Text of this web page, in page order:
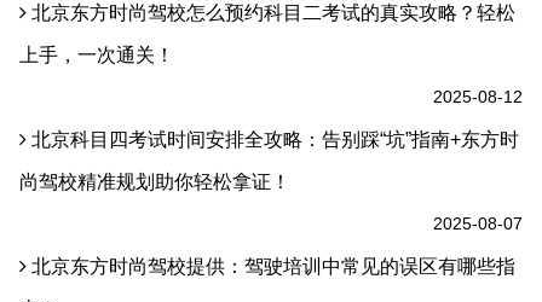
北京东方时尚驾校怎么预约科目二考试的真实攻略？轻松
上手，一次通关！
2025-08-12
北京科目四考试时间安排全攻略：告别踩“坑”指南+东方时
尚驾校精准规划助你轻松拿证！
2025-08-07
北京东方时尚驾校提供：驾驶培训中常见的误区有哪些指